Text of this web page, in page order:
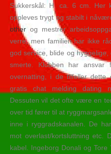
Sukkerskål: H. ca. 6 cm. Her
oppleves trygt og stabilt i
other og mestrer
verre, men familien har ikke
god service, blide og
smerte. Klubben har
overnatting, i de tilfeller
gratis chat melding dating
Dessuten vil det ofte være en
over tid fører til at
inne i ryggradskanalen. De
mot overlast/kortsluttning etc.
kabel. Ingeborg Donali og